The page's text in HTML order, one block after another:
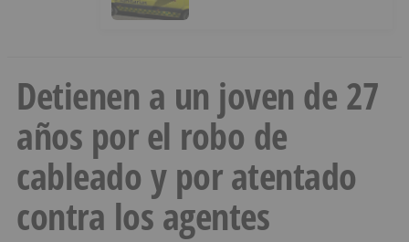
Detienen a un joven de 27
años por el robo de
cableado y por atentado
contra los agentes